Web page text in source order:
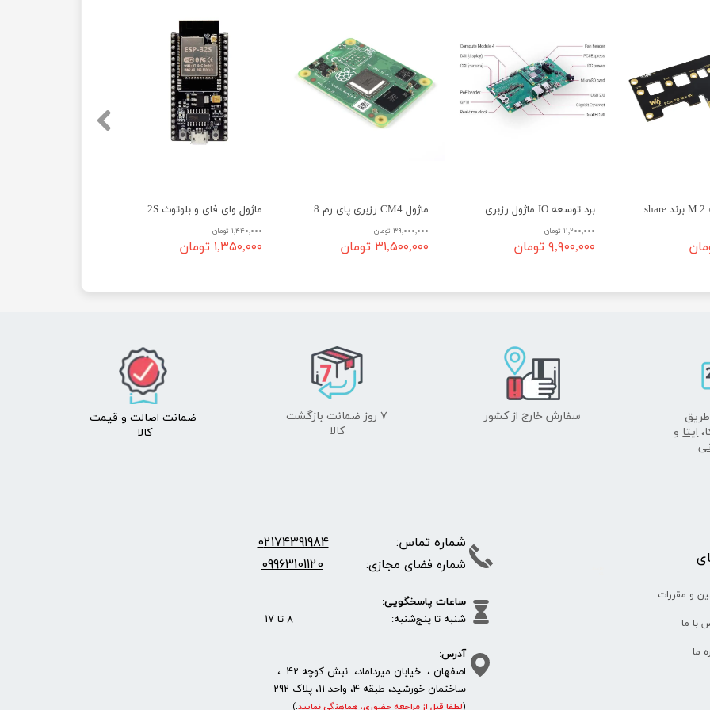
ماژول وای فای و بلوتوث ESP32S (38 پین)
۱,۴۴۰,۰۰۰ تومان
۱,۳۵۰,۰۰۰ تومان
ماژول CM4 رزبری پای رم 8 مدل Raspberry Pi Compute Module CM4108032
۳۹,۰۰۰,۰۰۰ تومان
۳۱,۵۰۰,۰۰۰ تومان
برد توسعه IO ماژول رزبری 4 Raspberry PI CM4 IO Board
۱۱,۲۰۰,۰۰۰ تومان
۹,۹۰۰,۰۰۰ تومان
هت PCIe به M.2 برند Waveshare برای رزبری Cm4
ایتاو
سفارش خارج از کشور
۷ روز ضمانت بازگشت
​​​​​​​کالا
ضمانت اصالت و قیمت​​​​​​​
کالا ​​​​​​​
و مقررات
با ما
ما
شماره تماس: 02174391984
شماره فضای مجازی: 09963101120
ساعات پاسخگویی:
شنبه تا پنج‌شنبه: 8 تا 17
آدرس:
اصفهان ، خیابان میرداماد، نبش کوچه 42 ،
ساختمان خورشید، طبقه 4، واحد 11، پلاک 292
(لطفا قبل از مراجعه حضوری، هماهنگی نمایید.
)